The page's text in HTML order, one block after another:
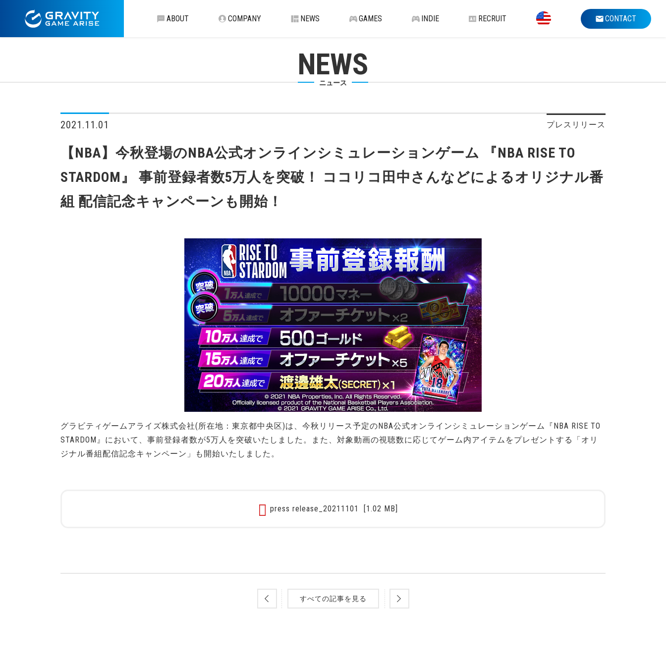
ABOUT COMPANY NEWS GAMES INDIE RECRUIT CONTACT
NEWS
ニュース
2021.11.01 プレスリリース
【NBA】今秋登場のNBA公式オンラインシミュレーションゲーム 『NBA RISE TO
STARDOM』 事前登録者数5万人を突破！ ココリコ田中さんなどによるオリジナル番
組 配信記念キャンペーンも開始！
グラビティゲームアライズ株式会社(所在地：東京都中央区)は、今秋リリース予定のNBA公式オンラインシミュレーションゲーム『NBA RISE TO
STARDOM』において、事前登録者数が5万人を突破いたしました。また、対象動画の視聴数に応じてゲーム内アイテムをプレゼントする「オリ
ジナル番組配信記念キャンペーン」も開始いたしました。
press release_20211101 [1.02 MB]
すべての記事を見る